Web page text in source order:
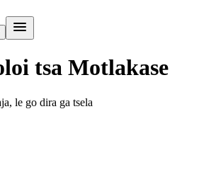

tsa Motlakase
le go dira ga tsela